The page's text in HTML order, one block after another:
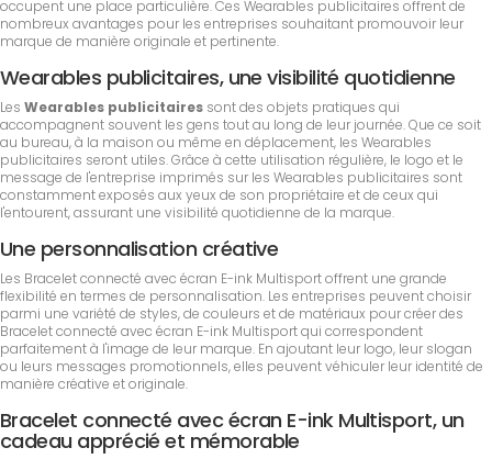
occupent une place particulière. Ces Wearables publicitaires offrent de
nombreux avantages pour les entreprises souhaitant promouvoir leur
marque de manière originale et pertinente.
Wearables publicitaires, une visibilité quotidienne
Les Wearables publicitaires sont des objets pratiques qui
accompagnent souvent les gens tout au long de leur journée. Que ce soit
au bureau, à la maison ou même en déplacement, les Wearables
publicitaires seront utiles. Grâce à cette utilisation régulière, le logo et le
message de l'entreprise imprimés sur les Wearables publicitaires sont
constamment exposés aux yeux de son propriétaire et de ceux qui
l'entourent, assurant une visibilité quotidienne de la marque.
Une personnalisation créative
Les Bracelet connecté avec écran E-ink Multisport offrent une grande
flexibilité en termes de personnalisation. Les entreprises peuvent choisir
parmi une variété de styles, de couleurs et de matériaux pour créer des
Bracelet connecté avec écran E-ink Multisport qui correspondent
parfaitement à l'image de leur marque. En ajoutant leur logo, leur slogan
ou leurs messages promotionnels, elles peuvent véhiculer leur identité de
manière créative et originale.
Bracelet connecté avec écran E-ink Multisport, un
cadeau apprécié et mémorable